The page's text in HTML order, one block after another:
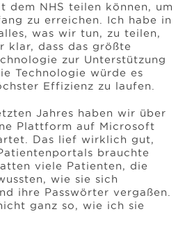
dem NHS teilen können, um
zu erreichen. Ich habe in
was wir tun, zu teilen,
klar, dass das größte
zur Unterstützung
Technologie würde es
Effizienz zu laufen.
Jahres haben wir über
Plattform auf Microsoft
Das lief wirklich gut,
brauchte
viele Patienten, die
wie sie sich
ihre Passwörter vergaßen.
ganz so, wie ich sie